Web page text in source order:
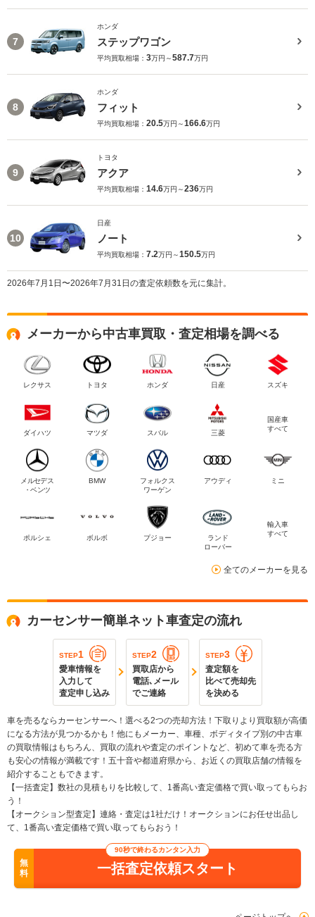
7
ホンダ
ステップワゴン
平均買取相場： 3万円～587.7万円
8
ホンダ
フィット
平均買取相場： 20.5万円～166.6万円
9
トヨタ
アクア
平均買取相場： 14.6万円～236万円
10
日産
ノート
平均買取相場： 7.2万円～150.5万円
2026年7月1日〜2026年7月31日の査定依頼数を元に集計。
メーカーから中古車買取・査定相場を調べる
レクサス トヨタ ホンダ 日産 スズキ
ダイハツ マツダ スバル 三菱
国産車
すべて
メルセデス
・ベンツ
BMW
フォルクス
ワーゲン
アウディ ミニ
ポルシェ ボルボ プジョー
ランド
ローバー
輸入車
すべて
全てのメーカーを見る
カーセンサー簡単ネット車査定の流れ
STEP1
愛車情報を
入力して
査定申し込み
STEP2
買取店から
電話､メール
でご連絡
STEP3
査定額を
比べて売却先
を決める
車を売るならカーセンサーへ！選べる2つの売却方法！下取りより買取額が高価
になる方法が見つかるかも！他にもメーカー、車種、ボディタイプ別の中古車
の買取情報はもちろん、買取の流れや査定のポイントなど、初めて車を売る方
も安心の情報が満載です！五十音や都道府県から、お近くの買取店舗の情報を
紹介することもできます。
【一括査定】数社の見積もりを比較して、1番高い査定価格で買い取ってもらお
う！
【オークション型査定】連絡・査定は1社だけ！オークションにお任せ出品し
て、1番高い査定価格で買い取ってもらおう！
無
料
90秒で終わるカンタン入力
一括査定依頼スタート